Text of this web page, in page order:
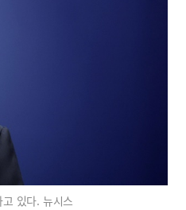
있다. 뉴시스